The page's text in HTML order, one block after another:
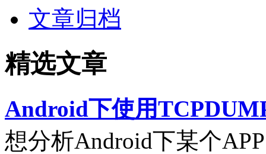
文章归档
精选文章
Android下使用
想分析Android下某个